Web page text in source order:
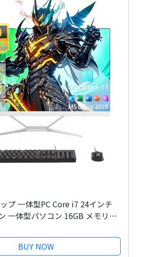
プ 一体型PC Core i7 24インチ
一体型パソコン 16GB メモリ
2019 /USB 3.0/WiFi/キーボード
BUY NOW